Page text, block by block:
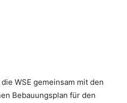
WSE gemeinsam mit den
Bebauungsplan für den